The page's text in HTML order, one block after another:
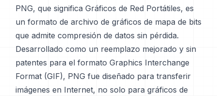
PNG, que significa Gráficos de Red Portátiles, es
un formato de archivo de gráficos de mapa de bits
que admite compresión de datos sin pérdida.
Desarrollado como un reemplazo mejorado y sin
patentes para el formato Graphics Interchange
Format (GIF), PNG fue diseñado para transferir
imágenes en Internet, no solo para gráficos de